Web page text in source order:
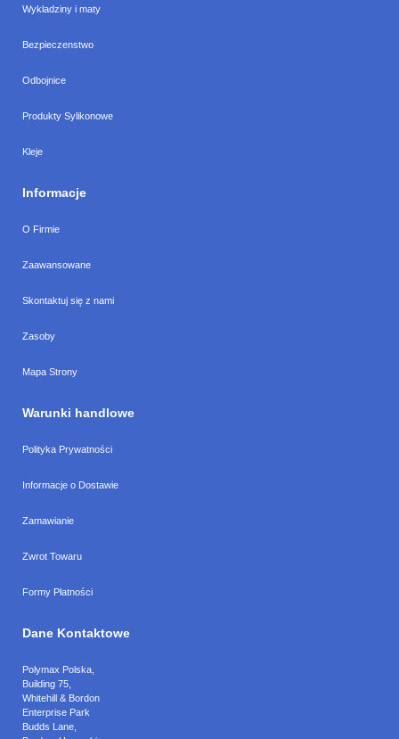
Wykladziny i maty
Bezpieczenstwo
Odbojnice
Produkty Sylikonowe
Kleje
Informacje
O Firmie
Zaawansowane
Skontaktuj się z nami
Zasoby
Mapa Strony
Warunki handlowe
Polityka Prywatności
Informacje o Dostawie
Zamawianie
Zwrot Towaru
Formy Płatności
Dane Kontaktowe
Polymax Polska
Building 75,
Whitehill & Bordon
Enterprise Park
Budds Lane